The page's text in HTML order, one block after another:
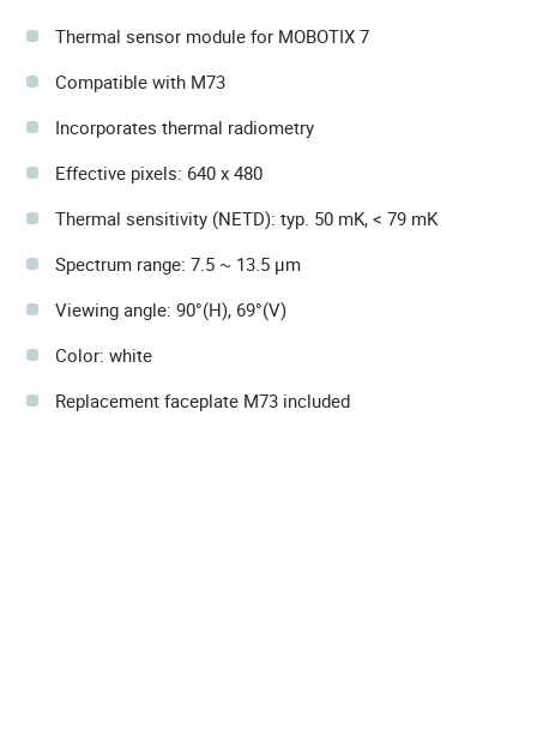
Thermal sensor module for MOBOTIX 7
Compatible with M73
Incorporates thermal radiometry
Effective pixels: 640 x 480
Thermal sensitivity (NETD): typ. 50 mK, < 79 mK
Spectrum range: 7.5 ~ 13.5 µm
Viewing angle: 90°(H), 69°(V)
Color: white
Replacement faceplate M73 included